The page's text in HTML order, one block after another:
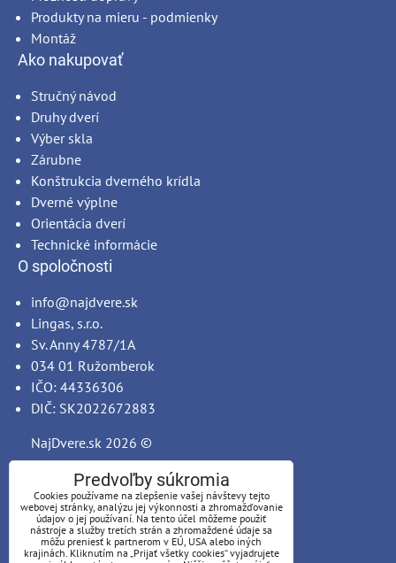
Produkty na mieru - podmienky
Montáž
Ako nakupovať
Stručný návod
Druhy dverí
Výber skla
Zárubne
Konštrukcia dverného krídla
Dverné výplne
Orientácia dverí
Technické informácie
O spoločnosti
info@najdvere.sk
Lingas, s.r.o.
Sv. Anny 4787/1A
034 01 Ružomberok
IČO: 44336306
DIČ: SK2022672883
NajDvere.sk 2026 ©
Predvoľby súkromia
Cookies používame na zlepšenie vašej návštevy tejto
webovej stránky, analýzu jej výkonnosti a zhromažďovanie
údajov o jej používaní. Na tento účel môžeme použiť
nástroje a služby tretích strán a zhromaždené údaje sa
môžu preniesť k partnerom v EÚ, USA alebo iných
krajinách. Kliknutím na „Prijať všetky cookies“ vyjadrujete